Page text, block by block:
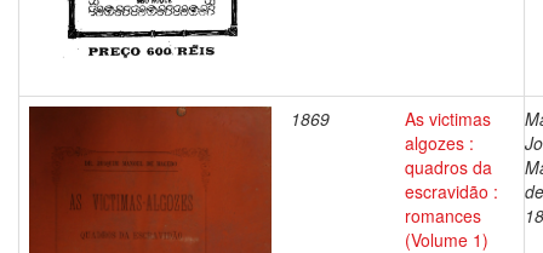
1869
As victimas
algozes :
quadros da
escravidão :
romances
(Volume 1)